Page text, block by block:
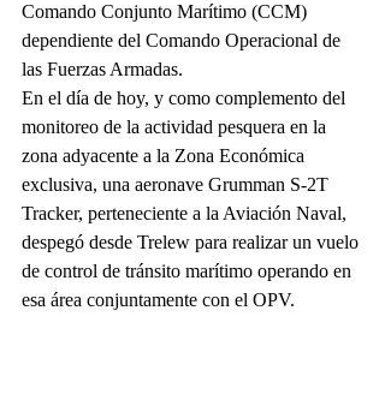
Comando Conjunto Marítimo (CCM)
dependiente del Comando Operacional de
las Fuerzas Armadas.
En el día de hoy, y como complemento del
monitoreo de la actividad pesquera en la
zona adyacente a la Zona Económica
exclusiva, una aeronave Grumman S-2T
Tracker, perteneciente a la Aviación Naval,
despegó desde Trelew para realizar un vuelo
de control de tránsito marítimo operando en
esa área conjuntamente con el OPV.